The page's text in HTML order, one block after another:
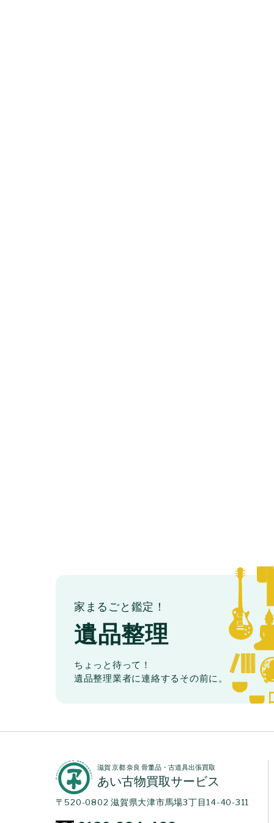
家まるごと鑑定！
遺品整理
ちょっと待って！
遺品整理業者に連絡するその前に。
滋賀 京都 奈良 骨董品・古道具出張買取
あい古物買取サービス
〒520-0802 滋賀県大津市馬場3丁目14-40-311